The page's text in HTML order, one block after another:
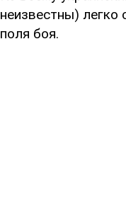
неизвестны) легко
поля боя.